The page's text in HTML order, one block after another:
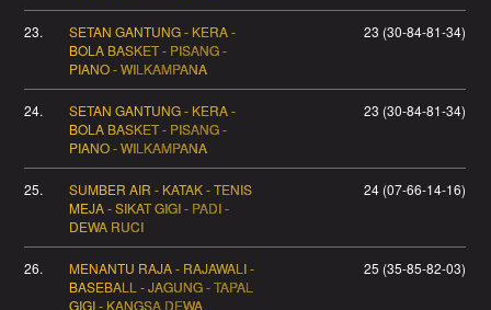
23.
SETAN GANTUNG - KERA -
BOLA BASKET - PISANG -
PIANO - WILKAMPANA
23 (30-84-81-34)
24.
SETAN GANTUNG - KERA -
BOLA BASKET - PISANG -
PIANO - WILKAMPANA
23 (30-84-81-34)
25.
SUMBER AIR - KATAK - TENIS
MEJA - SIKAT GIGI - PADI -
DEWA RUCI
24 (07-66-14-16)
26.
MENANTU RAJA - RAJAWALI -
BASEBALL - JAGUNG - TAPAL
GIGI - KANGSA DEWA
25 (35-85-82-03)